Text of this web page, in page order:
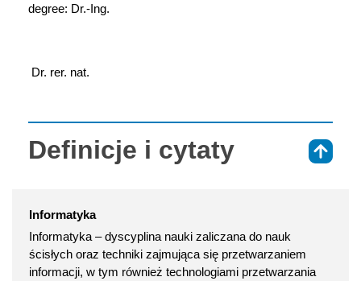
degree: Dr.-Ing.
Dr. rer. nat.
Definicje i cytaty
Informatyka
Informatyka – dyscyplina nauki zaliczana do nauk
ścisłych oraz techniki zajmująca się przetwarzaniem
informacji, w tym również technologiami przetwarzania